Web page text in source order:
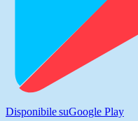
Disponibile suGoogle Play